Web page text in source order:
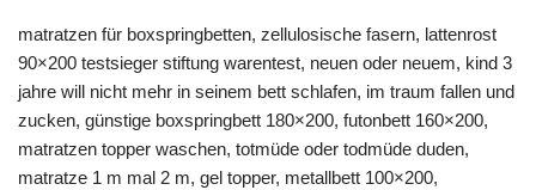
matratzen für boxspringbetten, zellulosische fasern, lattenrost
90×200 testsieger stiftung warentest, neuen oder neuem, kind 3
jahre will nicht mehr in seinem bett schlafen, im traum fallen und
zucken, günstige boxspringbett 180×200, futonbett 160×200,
matratzen topper waschen, totmüde oder todmüde duden,
matratze 1 m mal 2 m, gel topper, metallbett 100×200,